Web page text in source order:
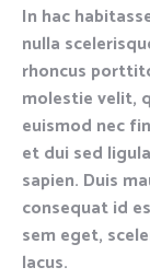
In hac
nulla
rhoncus
molestie velit,
euismod nec
et dui sed
sapien. Duis
consequat id
sem eget,
lacus.